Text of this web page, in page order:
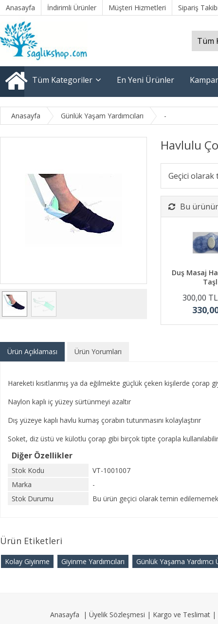
Anasayfa İndirimli Ürünler Müşteri Hizmetleri Sipariş
Tüm Kategoriler En Yeni Ürünler
Anasayfa Günlük Yaşam Yardımcıları -
Havlulu
Geçici
Bu
Duş Masaj
300,00
Ürün Açıklaması Ürün Yorumları
Hareketi kısıtlanmış ya da eğilmekte güçlük çeken kişilerde çorap
Naylon kaplı iç yüzey sürtünmeyi azaltır
Dış yüzeye kaplı havlu kumaş çorabın tutunmasını kolaylaştırır
Soket, diz üstü ve külotlu çorap gibi birçok tipte çorapla kullanılabilir
Diğer Özellikler
Stok Kodu
VT-1001007
Marka
-
Stok Durumu
Bu ürün geçici olarak temin
Ürün Etiketleri
Kolay Giyinme Giyinme Yardımcıları Günlük Yaşama Yardımcı
Anasayfa | Üyelik Sözleşmesi | Kargo ve Teslimat|